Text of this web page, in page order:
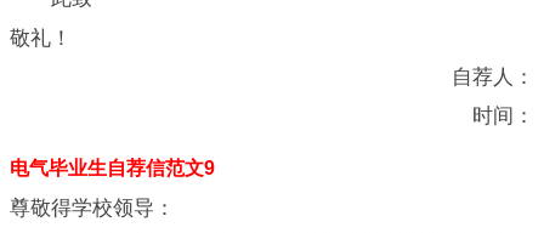
敬礼！
自荐人：
时间：
电气毕业生自荐信范文9
尊敬得学校领导：